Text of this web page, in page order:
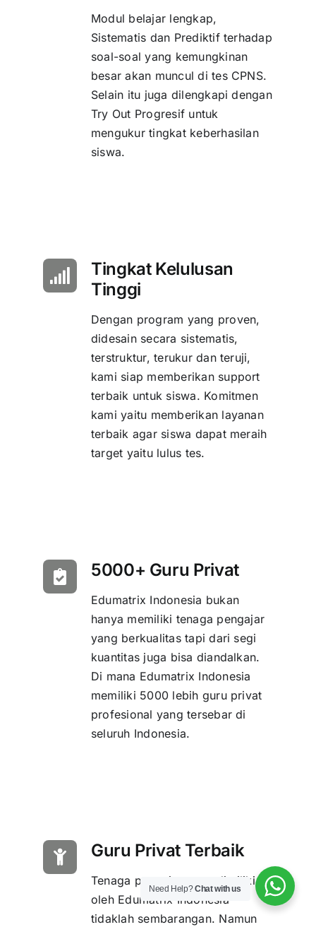
Modul belajar lengkap,
Sistematis dan Prediktif terhadap
soal-soal yang kemungkinan
besar akan muncul di tes CPNS.
Selain itu juga dilengkapi dengan
Try Out Progresif untuk
mengukur tingkat keberhasilan
siswa.
Tingkat Kelulusan
Tinggi
Dengan program yang proven,
didesain secara sistematis,
terstruktur, terukur dan teruji,
kami siap memberikan support
terbaik untuk siswa. Komitmen
kami yaitu memberikan layanan
terbaik agar siswa dapat meraih
target yaitu lulus tes.
5000+ Guru Privat
Edumatrix Indonesia bukan
hanya memiliki tenaga pengajar
yang berkualitas tapi dari segi
kuantitas juga bisa diandalkan.
Di mana Edumatrix Indonesia
memiliki 5000 lebih guru privat
profesional yang tersebar di
seluruh Indonesia.
Guru Privat Terbaik
Tenaga pengajar yang dimiliki
oleh Edumatrix Indonesia
tidaklah sembarangan. Namun
Need Help?Chat with us